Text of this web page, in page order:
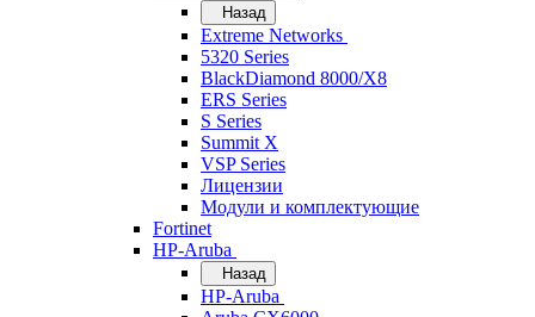
Назад
Extreme Networks
5320 Series
BlackDiamond 8000/X8
ERS Series
S Series
Summit X
VSP Series
Лицензии
Модули и комплектующие
Fortinet
HP-Aruba
Назад
HP-Aruba